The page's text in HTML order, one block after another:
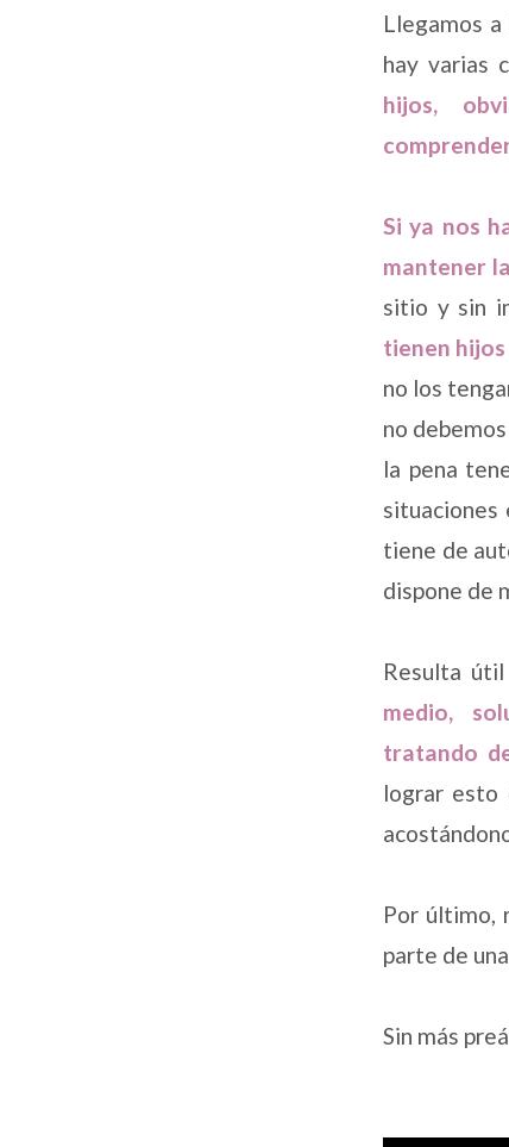
Llegamos
hay varias
hijos,
Si ya nos
mantener
sitio y sin
tienen
no los
no
la pena
situaciones
tiene de
dispone de
Resulta
medio,
tratando
lograr esto
Por último,
parte de
Sin más